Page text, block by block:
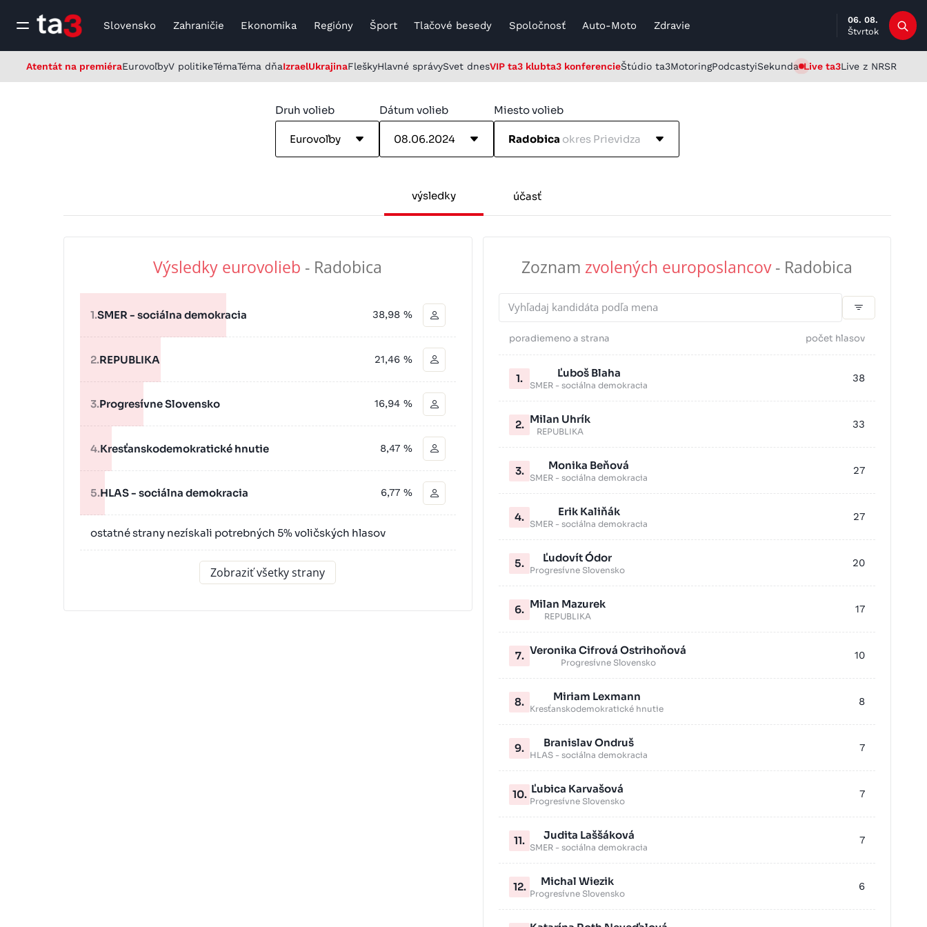
Slovensko Zahraničie Ekonomika Regióny Šport Tlačové besedy Spoločnosť Auto-Moto Zdravie
06. 08.
Štvrtok
Atentát na premiéraEurovoľbyV politikeTémaTéma dňaIzraelUkrajinaFleškyHlavné správySvet dnesVIP ta3 klubta3 konferencieŠtúdio ta3MotoringPodcastyiSekunda Live ta3Live z NRSR
Druh volieb
Eurovoľby
Dátum volieb
08.06.2024
Miesto volieb
Radobica okres Prievidza
výsledky účasť
Výsledky eurovolieb - Radobica
1.SMER - sociálna demokracia 38,98 %
2.REPUBLIKA 21,46 %
3.Progresívne Slovensko 16,94 %
4.Kresťanskodemokratické hnutie 8,47 %
5.HLAS - sociálna demokracia 6,77 %
ostatné strany nezískali potrebných 5% voličských hlasov
Zobraziť všetky strany
Zoznam zvolených europoslancov- Radobica
poradiemeno a strana počet hlasov
1. Ľuboš Blaha
SMER - sociálna demokracia
38
2. Milan Uhrík
REPUBLIKA
33
3. Monika Beňová
SMER - sociálna demokracia
27
4. Erik Kaliňák
SMER - sociálna demokracia
27
5. Ľudovít Ódor
Progresívne Slovensko
20
6. Milan Mazurek
REPUBLIKA
17
7. Veronika Cifrová Ostrihoňová
Progresívne Slovensko
10
8. Miriam Lexmann
Kresťanskodemokratické hnutie
8
9. Branislav Ondruš
HLAS - sociálna demokracia
7
10. Ľubica Karvašová
Progresívne Slovensko
7
11. Judita Laššáková
SMER - sociálna demokracia
7
12. Michal Wiezik
Progresívne Slovensko
6